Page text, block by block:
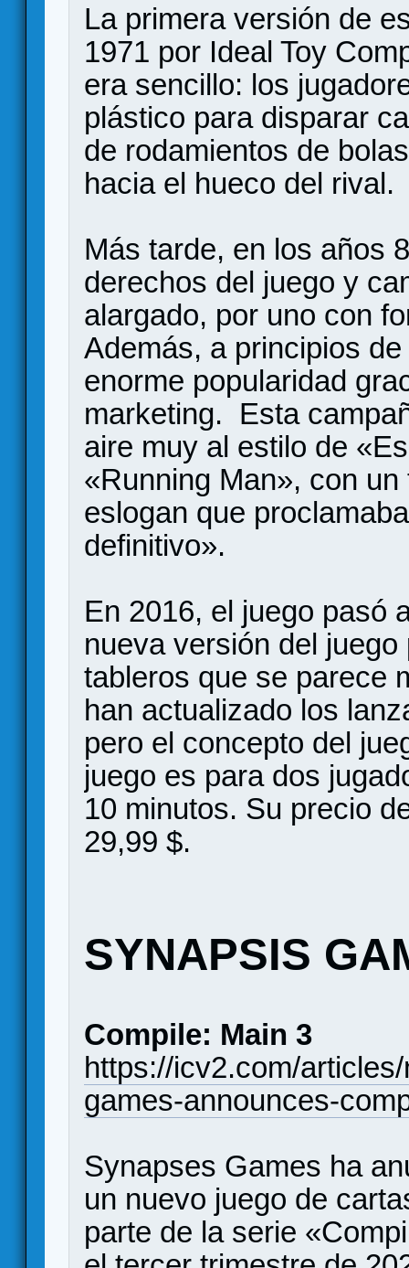
La primera versión de
1971 por Ideal Toy
era sencillo: los
plástico para disparar
de rodamientos de
hacia el hueco del rival.
Más tarde, en los años
derechos del juego y
alargado, por uno con
Además, a principios
enorme popularidad
marketing. Esta
aire muy al estilo de
«Running Man», con
eslogan que
definitivo».
En 2016, el juego pasó
nueva versión del
tableros que se parece
han actualizado los
pero el concepto del
juego es para dos
10 minutos. Su precio
29,99 $.
SYNAPSIS
Compile: Main 3
https://icv2.com/
games-announces-
Synapses Games ha
un nuevo juego de
parte de la serie